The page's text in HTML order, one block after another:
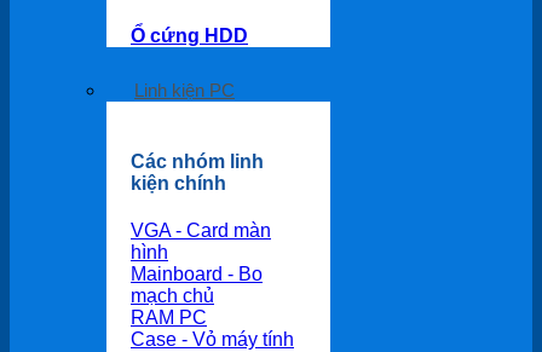
Ổ cứng HDD
Linh kiện PC
Các nhóm linh
kiện chính
VGA - Card màn
hình
Mainboard - Bo
mạch chủ
RAM PC
Case - Vỏ máy tính